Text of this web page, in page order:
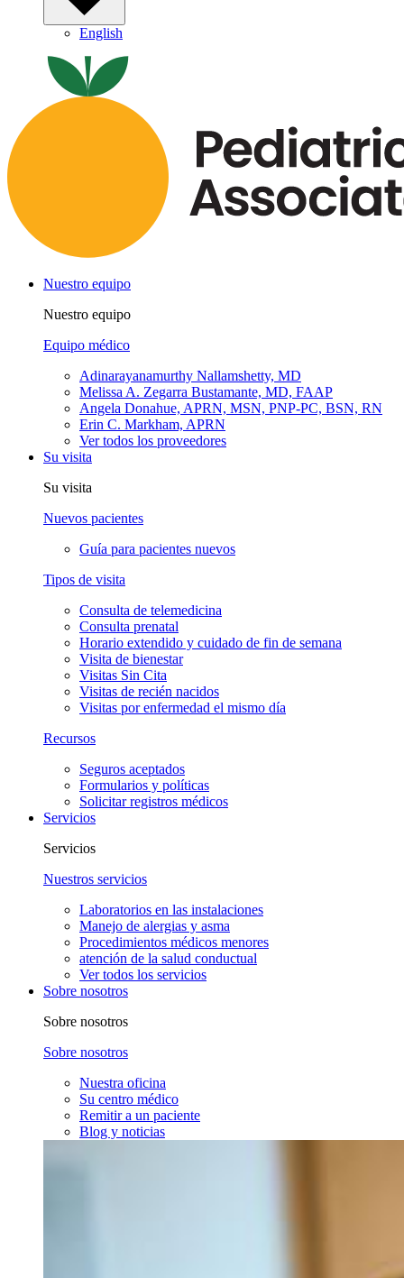
English
Nuestro equipo
Nuestro equipo
Equipo médico
Adinarayanamurthy Nallamshetty, MD
Melissa A. Zegarra Bustamante, MD, FAAP
Angela Donahue, APRN, MSN, PNP-PC, BSN, RN
Erin C. Markham, APRN
Ver todos los proveedores
Su visita
Su visita
Nuevos pacientes
Guía para pacientes nuevos
Tipos de visita
Consulta de telemedicina
Consulta prenatal
Horario extendido y cuidado de fin de semana
Visita de bienestar
Visitas Sin Cita
Visitas de recién nacidos
Visitas por enfermedad el mismo día
Recursos
Seguros aceptados
Formularios y políticas
Solicitar registros médicos
Servicios
Servicios
Nuestros servicios
Laboratorios en las instalaciones
Manejo de alergias y asma
Procedimientos médicos menores
atención de la salud conductual
Ver todos los servicios
Sobre nosotros
Sobre nosotros
Sobre nosotros
Nuestra oficina
Su centro médico
Remitir a un paciente
Blog y noticias